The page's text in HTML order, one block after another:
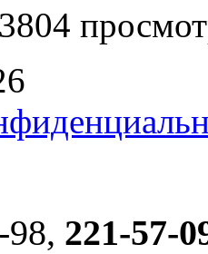
3804
221-57-